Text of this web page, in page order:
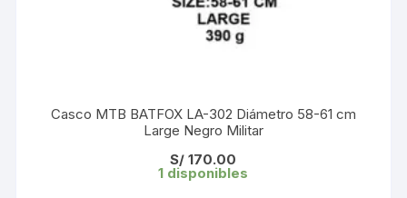
Casco MTB BATFOX LA-302 Diámetro 58-61 cm
Large Negro Militar
S/ 170.00
1 disponibles